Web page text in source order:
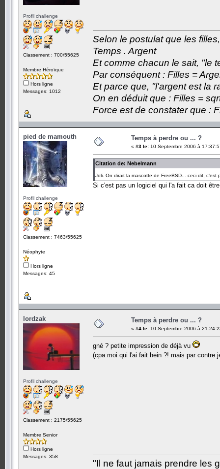
Profil challenge
Classement : 700/55625
Membre Héroïque
Hors ligne
Messages: 1012
Selon le postulat que les
Temps . Argent
Et comme chacun le sait, "le
Par conséquent : Filles =
Et parce que, "l'argent est la
On en déduit que : Filles =
Force est de constater que :
pied de mamouth
Profil challenge
Classement : 7463/55625
Néophyte
Hors ligne
Messages: 45
Temps à perdre ou ... ?
« #3 le: 10 Septembre 2006 à
Citation de: Nebelmann
Joli. On dirait la mascotte de FreeBSD... ceci dit,
Si c'est pas un logiciel qui l'a fait ca doit
lordzak
Profil challenge
Classement : 2175/55625
Membre Senior
Hors ligne
Messages: 358
Temps à perdre ou ... ?
« #4 le: 10 Septembre 2006 à
gné ? petite impression de déjà vu
(cpa moi qui l'ai fait hein ?! mais par contre
"Il ne faut jamais prendre les